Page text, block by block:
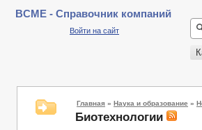
BCME - Справочник компаний
Войти на сайт
Главная » Наука и образование »
Биотехнологии